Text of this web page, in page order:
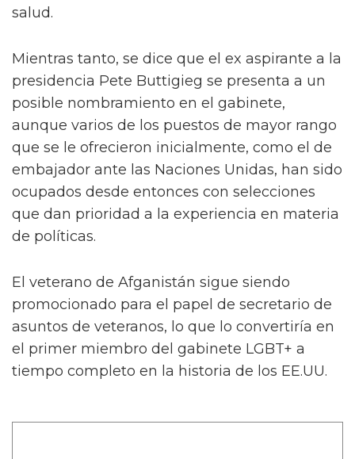
salud.
Mientras tanto, se dice que el ex aspirante a la
presidencia Pete Buttigieg se presenta a un
posible nombramiento en el gabinete,
aunque varios de los puestos de mayor rango
que se le ofrecieron inicialmente, como el de
embajador ante las Naciones Unidas, han sido
ocupados desde entonces con selecciones
que dan prioridad a la experiencia en materia
de políticas.
El veterano de Afganistán sigue siendo
promocionado para el papel de secretario de
asuntos de veteranos, lo que lo convertiría en
el primer miembro del gabinete LGBT+ a
tiempo completo en la historia de los EE.UU.